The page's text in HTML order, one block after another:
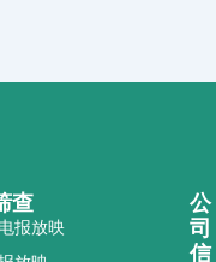
查
报放映
公
司
信